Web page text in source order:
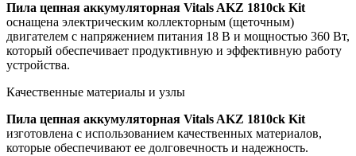
Пила цепная аккумуляторная Vitals AKZ 1810ck Kit
оснащена электрическим коллекторным (щеточным)
двигателем с напряжением питания 18 В и мощностью 360 Вт,
который обеспечивает продуктивную и эффективную работу
устройства.
Качественные материалы и узлы
Пила цепная аккумуляторная Vitals AKZ 1810ck Kit
изготовлена с использованием качественных материалов,
которые обеспечивают ее долговечность и надежность.